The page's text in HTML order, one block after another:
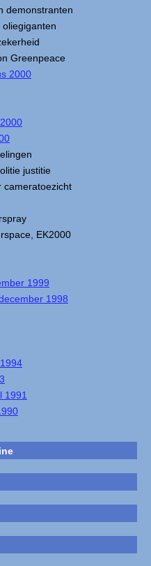
demonstranten
Greenpeace
2000
justitie
cameratoezicht
EK2000
1999
1998
1991